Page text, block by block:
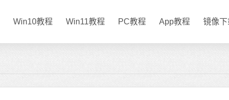
Win10教程 Win11教程 PC教程 App教程 镜像下